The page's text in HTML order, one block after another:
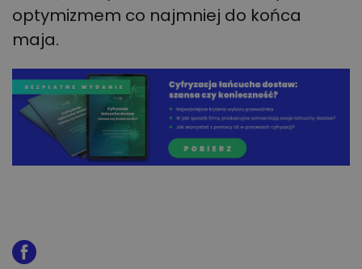
optymizmem co najmniej do końca
maja.